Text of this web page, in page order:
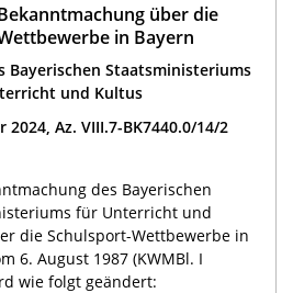
über die
in Bayern
Bayerischen Staatsministeriums
und Kultus
2024, Az. VIII.7-BK7440.0/14/2
des Bayerischen
für Unterricht und
die Schulsport-Wettbewerbe in
6. August 1987 (KWMBl. I
wie folgt geändert: